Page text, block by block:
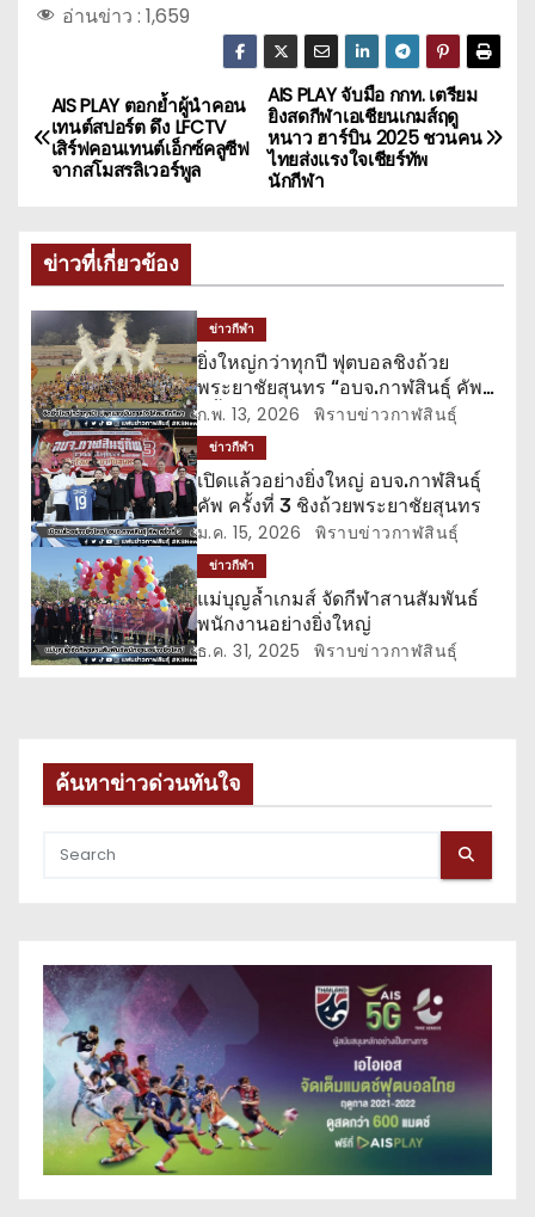
อ่านข่าว : 1,659
แ
น
แ
น
ว
เ
รื่
อ
ง
AIS PLAY จับมือ กกท. เตรียม
ยิงสดกีฬาเอเชียนเกมส์ฤดู
หนาว ฮาร์บิน 2025 ชวนคน
ไทยส่งแรงใจเชียร์ทัพ
นักกีฬา
AIS PLAY ตอกย้ำผู้นำคอน
เทนต์สปอร์ต ดึง LFCTV
เสิร์ฟคอนเทนต์เอ็กซ์คลูซีฟ
จากสโมสรลิเวอร์พูล
ข่าวที่เกี่ยวข้อง
ข่าวกีฬา
ยิ่งใหญ่กว่าทุกปี ฟุตบอลชิงถ้วย
พระยาชัยสุนทร “อบจ.กาฬสินธุ์ คัพ
ครั้งที่ 3”
ก.พ. 13, 2026 พิราบข่าวกาฬสินธุ์
ข่าวกีฬา
เปิดแล้วอย่างยิ่งใหญ่ อบจ.กาฬสินธุ์
คัพ ครั้งที่ 3 ชิงถ้วยพระยาชัยสุนทร
ม.ค. 15, 2026 พิราบข่าวกาฬสินธุ์
ข่าวกีฬา
แม่บุญล้ำเกมส์ จัดกีฬาสานสัมพันธ์
พนักงานอย่างยิ่งใหญ่
ธ.ค. 31, 2025 พิราบข่าวกาฬสินธุ์
ค้นหาข่าวด่วนทันใจ